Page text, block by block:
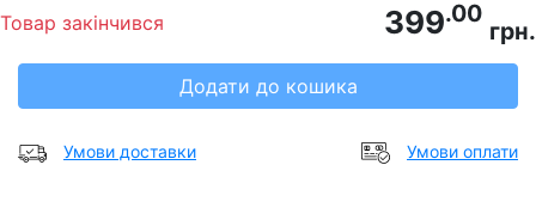
Товар закінчився 399.00
грн.
Додати до кошика
Умови доставки Умови оплати